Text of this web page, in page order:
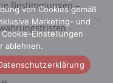
Bestimmungen –
–
von Cookies gemäß
Marketing- und
Einstellungen
ablehnen.